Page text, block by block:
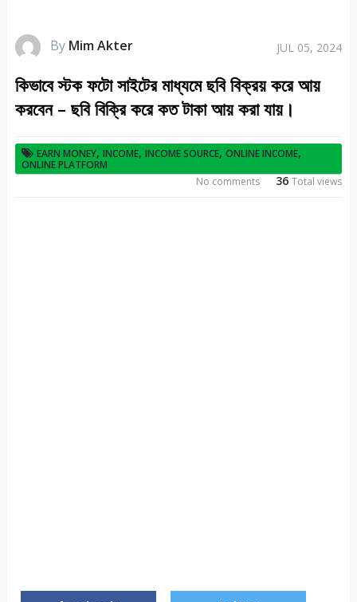
By Mim Akter JUL 05, 2024
কিভাবে স্টক ফটো সাইটের মাধ্যমে ছবি বিক্রয় করে আয়
করবেন – ছবি বিক্রি করে কত টাকা আয় করা যায়।
EARN MONEY, INCOME, INCOME SOURCE, ONLINE INCOME,
ONLINE PLATFORM
36Total views
No comments